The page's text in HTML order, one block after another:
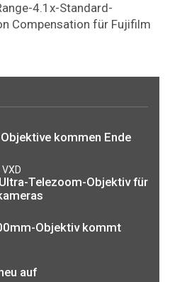
4.1x-Standard-
Compensation für Fujifilm
kommen Ende
Telezoom-Objektiv für
Objektiv kommt
auf